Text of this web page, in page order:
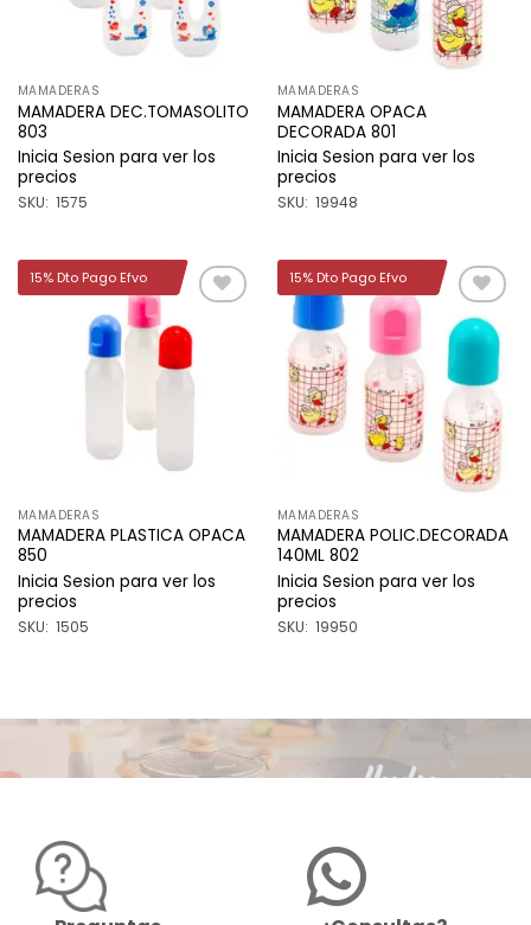
MAMADERAS
MAMADERA DEC.TOMASOLITO
803
Inicia Sesion para ver los
precios
SKU: 1575
MAMADERAS
MAMADERA OPACA
DECORADA 801
Inicia Sesion para ver los
precios
SKU: 19948
lista de
deseos
MAMADERAS
MAMADERA PLASTICA OPACA
850
Inicia Sesion para ver los
precios
SKU: 1505
15% Dto Pago Efvo
Añadir
a la
lista de
deseos
MAMADERAS
MAMADERA POLIC.DECORADA
140ML 802
Inicia Sesion para ver los
precios
SKU: 19950
15% Dto Pago Efvo